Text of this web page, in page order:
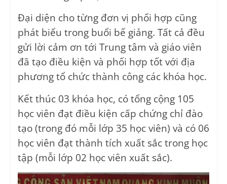
Đại diện cho từng đơn vị phối hợp cũng
phát biểu trong buổi bế giảng. Tất cả đều
gửi lời cảm ơn tới Trung tâm và giáo viên
đã tạo điều kiện và phối hợp tốt với địa
phương tổ chức thành công các khóa học.
Kết thúc 03 khóa học, có tổng cộng 105
học viên đạt điều kiện cấp chứng chỉ đào
tạo (trong đó mỗi lớp 35 học viên) và có 06
học viên đạt thành tích xuất sắc trong học
tập (mỗi lớp 02 học viên xuất sắc).